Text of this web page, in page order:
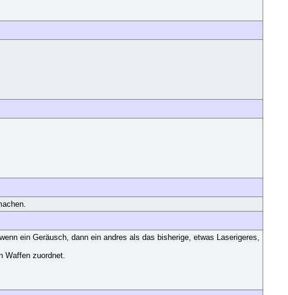
ein Geräusch, dann ein andres als das bisherige, etwas Laserigeres,
Waffen zuordnet.